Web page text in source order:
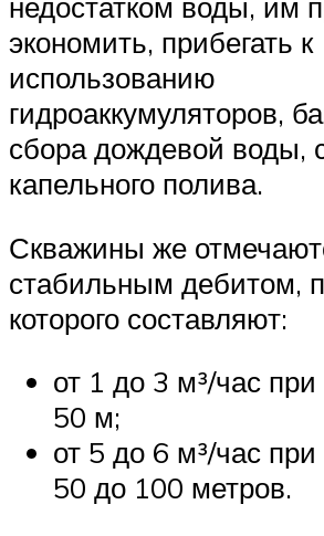
экономить, прибегать к
использованию
гидроаккумуляторов,
сбора дождевой воды,
капельного полива.
Скважины же
стабильным дебитом,
которого составляют:
от 1 до 3 м³/час
50 м;
от 5 до 6 м³/час при
50 до 100 метров.